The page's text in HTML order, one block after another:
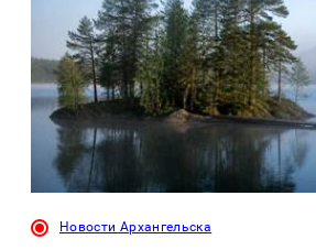
Новости Архангельска